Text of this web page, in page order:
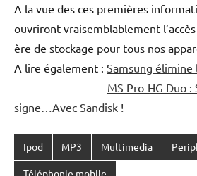
A la vue des ces premières
ouvriront vraisemblablement
ère de stockage pour tous nos
A lire également : Samsung élimine
MS Pro-HG Duo
signe…Avec Sandisk !
Ipod MP3 Multimedia
Téléphonie mobile